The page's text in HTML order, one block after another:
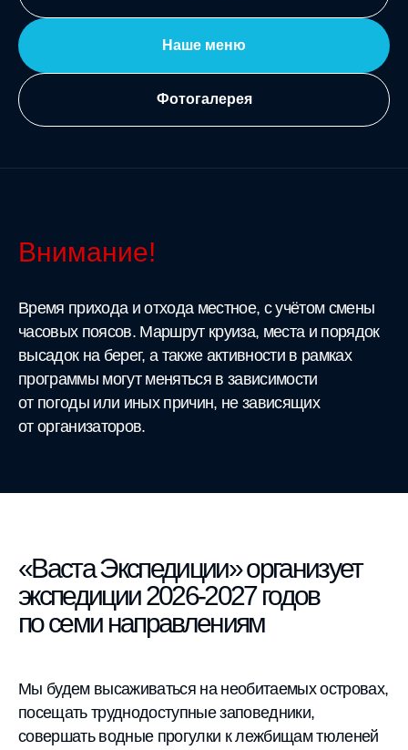
Наше меню
Фотогалерея
Внимание!
Время прихода и отхода местное, с учётом смены
часовых поясов. Маршрут круиза, места и порядок
высадок на берег, а также активности в рамках
программы могут меняться в зависимости
от погоды или иных причин, не зависящих
от организаторов.
«Васта Экспедиции» организует
экспедиции 2026-2027 годов
по семи направлениям
Мы будем высаживаться на необитаемых островах,
посещать труднодоступные заповедники,
совершать водные прогулки к лежбищам тюленей